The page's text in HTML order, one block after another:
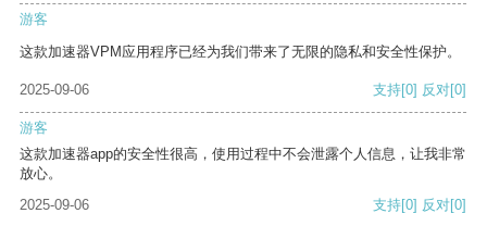
游客
这款加速器VPM应用程序已经为我们带来了无限的隐私和安全性保护。
2025-09-06 支持[0] 反对[0]
游客
这款加速器app的安全性很高，使用过程中不会泄露个人信息，让我非常
放心。
2025-09-06
支持[0] 反对[0]